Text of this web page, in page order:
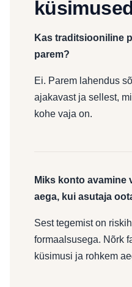
Kas traditsiooniline
parem?
Ei. Parem lahendus
ajakavast ja sellest,
kohe vaja on.
Miks konto avamine
aega, kui asutaja
Sest tegemist on
formaalsusega. Nõrk
küsimusi ja rohkem